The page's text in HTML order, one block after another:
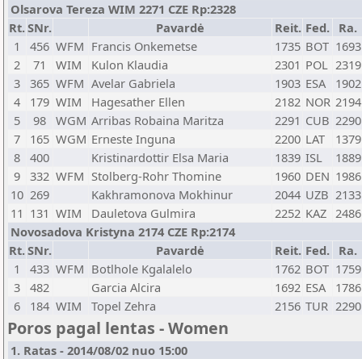
Olsarova Tereza WIM 2271 CZE Rp:2328
Rt.SNr. Pavardė Reit. Fed. Ra.
1
456 WFM Francis Onkemetse 1735 BOT 1693
2
71 WIM Kulon Klaudia 2301 POL 2319
3
365 WFM Avelar Gabriela 1903 ESA
1902
4
179 WIM Hagesather Ellen 2182 NOR 2194
5
98 WGM Arribas Robaina Maritza 2291 CUB 2290
7
165 WGM Erneste Inguna 2200 LAT
1379
8
400 Kristinardottir Elsa Maria 1839 ISL
1889
9
332 WFM Stolberg-Rohr Thomine 1960 DEN 1986
10 269 Kakhramonova Mokhinur 2044 UZB 2133
11 131 WIM Dauletova Gulmira 2252 KAZ 2486
Novosadova Kristyna 2174 CZE Rp:2174
Rt.SNr. Pavardė Reit. Fed. Ra.
1
433 WFM Botlhole Kgalalelo 1762 BOT 1759
3
482 Garcia Alcira 1692 ESA
1786
6
184 WIM Topel Zehra 2156 TUR 2290
Poros pagal lentas - Women
1. Ratas - 2014/08/02 nuo 15:00